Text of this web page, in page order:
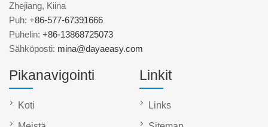
Zhejiang, Kiina
Puh: +86-577-67391666
Puhelin: +86-13868725073
Sähköposti: mina@dayaeasy.com
Pikanavigointi
Koti
Linkit
Links